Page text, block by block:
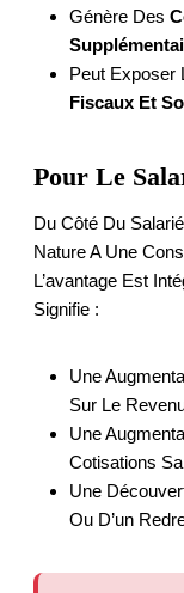
Génère Des
Peut Exposer
Fiscaux Et
Pour Le
Du Côté Du
Nature A Une
L’avantage Est
Signifie :
Une
Sur Le
Une
Cotisations
Une
Ou D’un